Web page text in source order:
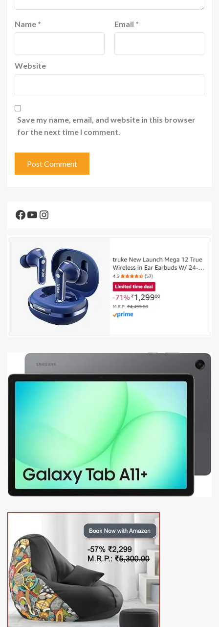
Name * Email *
Website
Save my name, email, and website in this browser
for the next time I comment.
Facebook
YouTube
Instagram